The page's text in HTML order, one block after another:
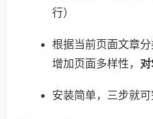
行）
根据当前页面文章分
增加页面多样性，
安装简单，三步就可